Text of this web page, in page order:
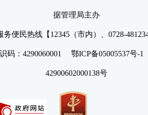
据管理局主办
务便民热线【12345（市内）、0728-
码：4290060001 鄂ICP备05005537号
42900602000138号